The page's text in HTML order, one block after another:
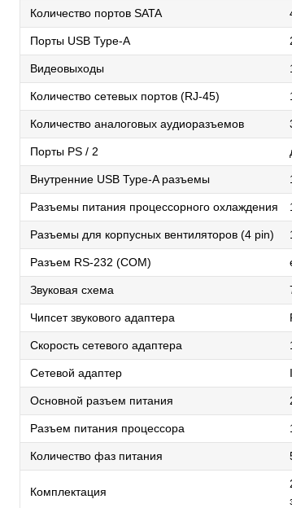
Количество портов SATA
Порты USB Type-A
Видеовыходы
Количество сетевых портов (RJ-45)
Количество аналоговых аудиоразъемов
Порты PS / 2
Внутренние USB Type-A разъемы
Разъемы питания процессорного охлаждения
Разъемы для корпусных вентиляторов (4 pin)
Разъем RS-232 (COM)
Звуковая схема
Чипсет звукового адаптера
Скорость сетевого адаптера
Сетевой адаптер
Основной разъем питания
Разъем питания процессора
Количество фаз питания
Комплектация